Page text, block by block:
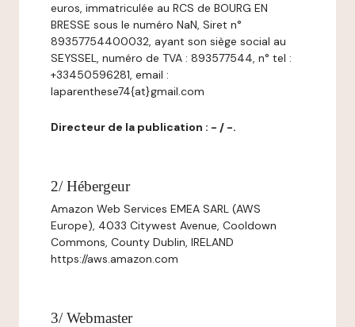
euros, immatriculée au RCS de BOURG EN
BRESSE sous le numéro NaN, Siret n°
89357754400032, ayant son siège social au
SEYSSEL, numéro de TVA : 893577544, n° tel :
+33450596281, email :
laparenthese74{at}gmail.com
Directeur de la publication : - / -.
2/ Hébergeur
Amazon Web Services EMEA SARL (AWS
Europe), 4033 Citywest Avenue, Cooldown
Commons, County Dublin, IRELAND
https://aws.amazon.com
3/ Webmaster